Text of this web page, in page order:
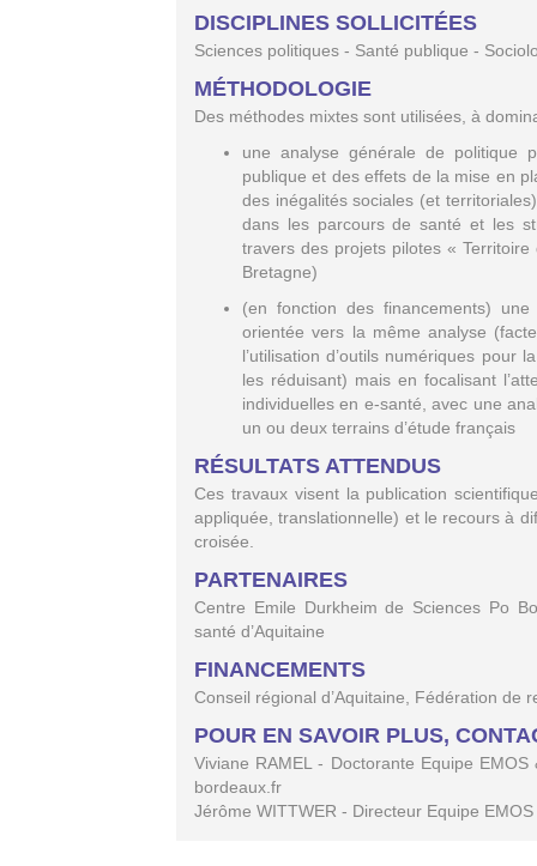
DISCIPLINES SOLLICITÉES
Sciences politiques - Santé publique -
MÉTHODOLOGIE
Des méthodes mixtes sont utilisées, à
une analyse générale de politique
publique et des effets de la mise en
des inégalités sociales (et
dans les parcours de santé et les
travers des projets pilotes «
Bretagne)
(en fonction des financements)
orientée vers la même analyse
l’utilisation d’outils numériques pour
les réduisant) mais en focalisant
individuelles en e-santé, avec une
un ou deux terrains d’étude français
RÉSULTATS ATTENDUS
Ces travaux visent la publication
appliquée, translationnelle) et le recours à
croisée.
PARTENAIRES
Centre Emile Durkheim de Sciences Po
santé d’Aquitaine
FINANCEMENTS
Conseil régional d’Aquitaine, Fédération de
POUR EN SAVOIR PLUS,
Viviane RAMEL - Doctorante Equipe
bordeaux.fr
Jérôme WITTWER - Directeur Equipe